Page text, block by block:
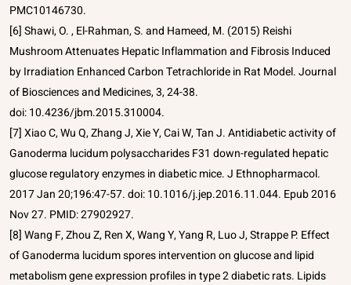
PMC10146730.
[6] Shawi, O. , El-Rahman, S. and Hameed, M. (2015) Reishi
Mushroom Attenuates Hepatic Inflammation and Fibrosis Induced
by Irradiation Enhanced Carbon Tetrachloride in Rat Model. Journal
of Biosciences and Medicines, 3, 24-38.
doi: 10.4236/jbm.2015.310004.
[7] Xiao C, Wu Q, Zhang J, Xie Y, Cai W, Tan J. Antidiabetic activity of
Ganoderma lucidum polysaccharides F31 down-regulated hepatic
glucose regulatory enzymes in diabetic mice. J Ethnopharmacol.
2017 Jan 20;196:47-57. doi: 10.1016/j.jep.2016.11.044. Epub 2016
Nov 27. PMID: 27902927.
[8] Wang F, Zhou Z, Ren X, Wang Y, Yang R, Luo J, Strappe P. Effect
of Ganoderma lucidum spores intervention on glucose and lipid
metabolism gene expression profiles in type 2 diabetic rats. Lipids